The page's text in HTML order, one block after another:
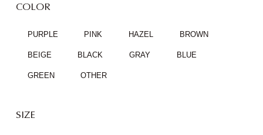
COLOR
PURPLE PINK HAZEL BROWN
BEIGE BLACK GRAY BLUE
GREEN OTHER
SIZE